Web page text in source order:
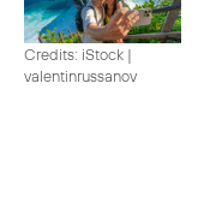
Credits: iStock |
valentinrussanov